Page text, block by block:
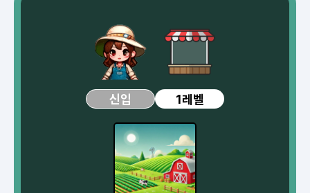
신입 1레벨